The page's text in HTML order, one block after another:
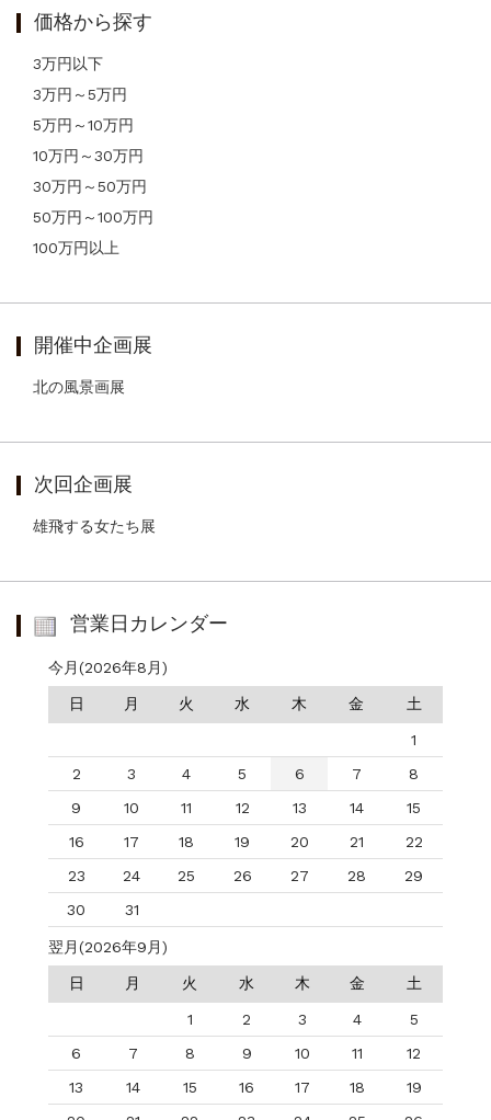
価格から探す
3万円以下
3万円～5万円
5万円～10万円
10万円～30万円
30万円～50万円
50万円～100万円
100万円以上
開催中企画展
北の風景画展
次回企画展
雄飛する女たち展
営業日カレンダー
今月(2026年8月)
日 月 火 水 木 金 土
1
2
3 4 5 6 7
8
9
10 11 12 13 14
15
16
17 18 19 20 21
22
23
24 25 26 27 28
29
30
31
翌月(2026年9月)
日 月 火 水 木 金 土
1 2 3 4
5
6
7 8 9 10 11
12
13
14 15 16 17 18
19